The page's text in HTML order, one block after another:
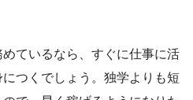
ているなら、すぐに仕事に活
つくでしょう。独学よりも短